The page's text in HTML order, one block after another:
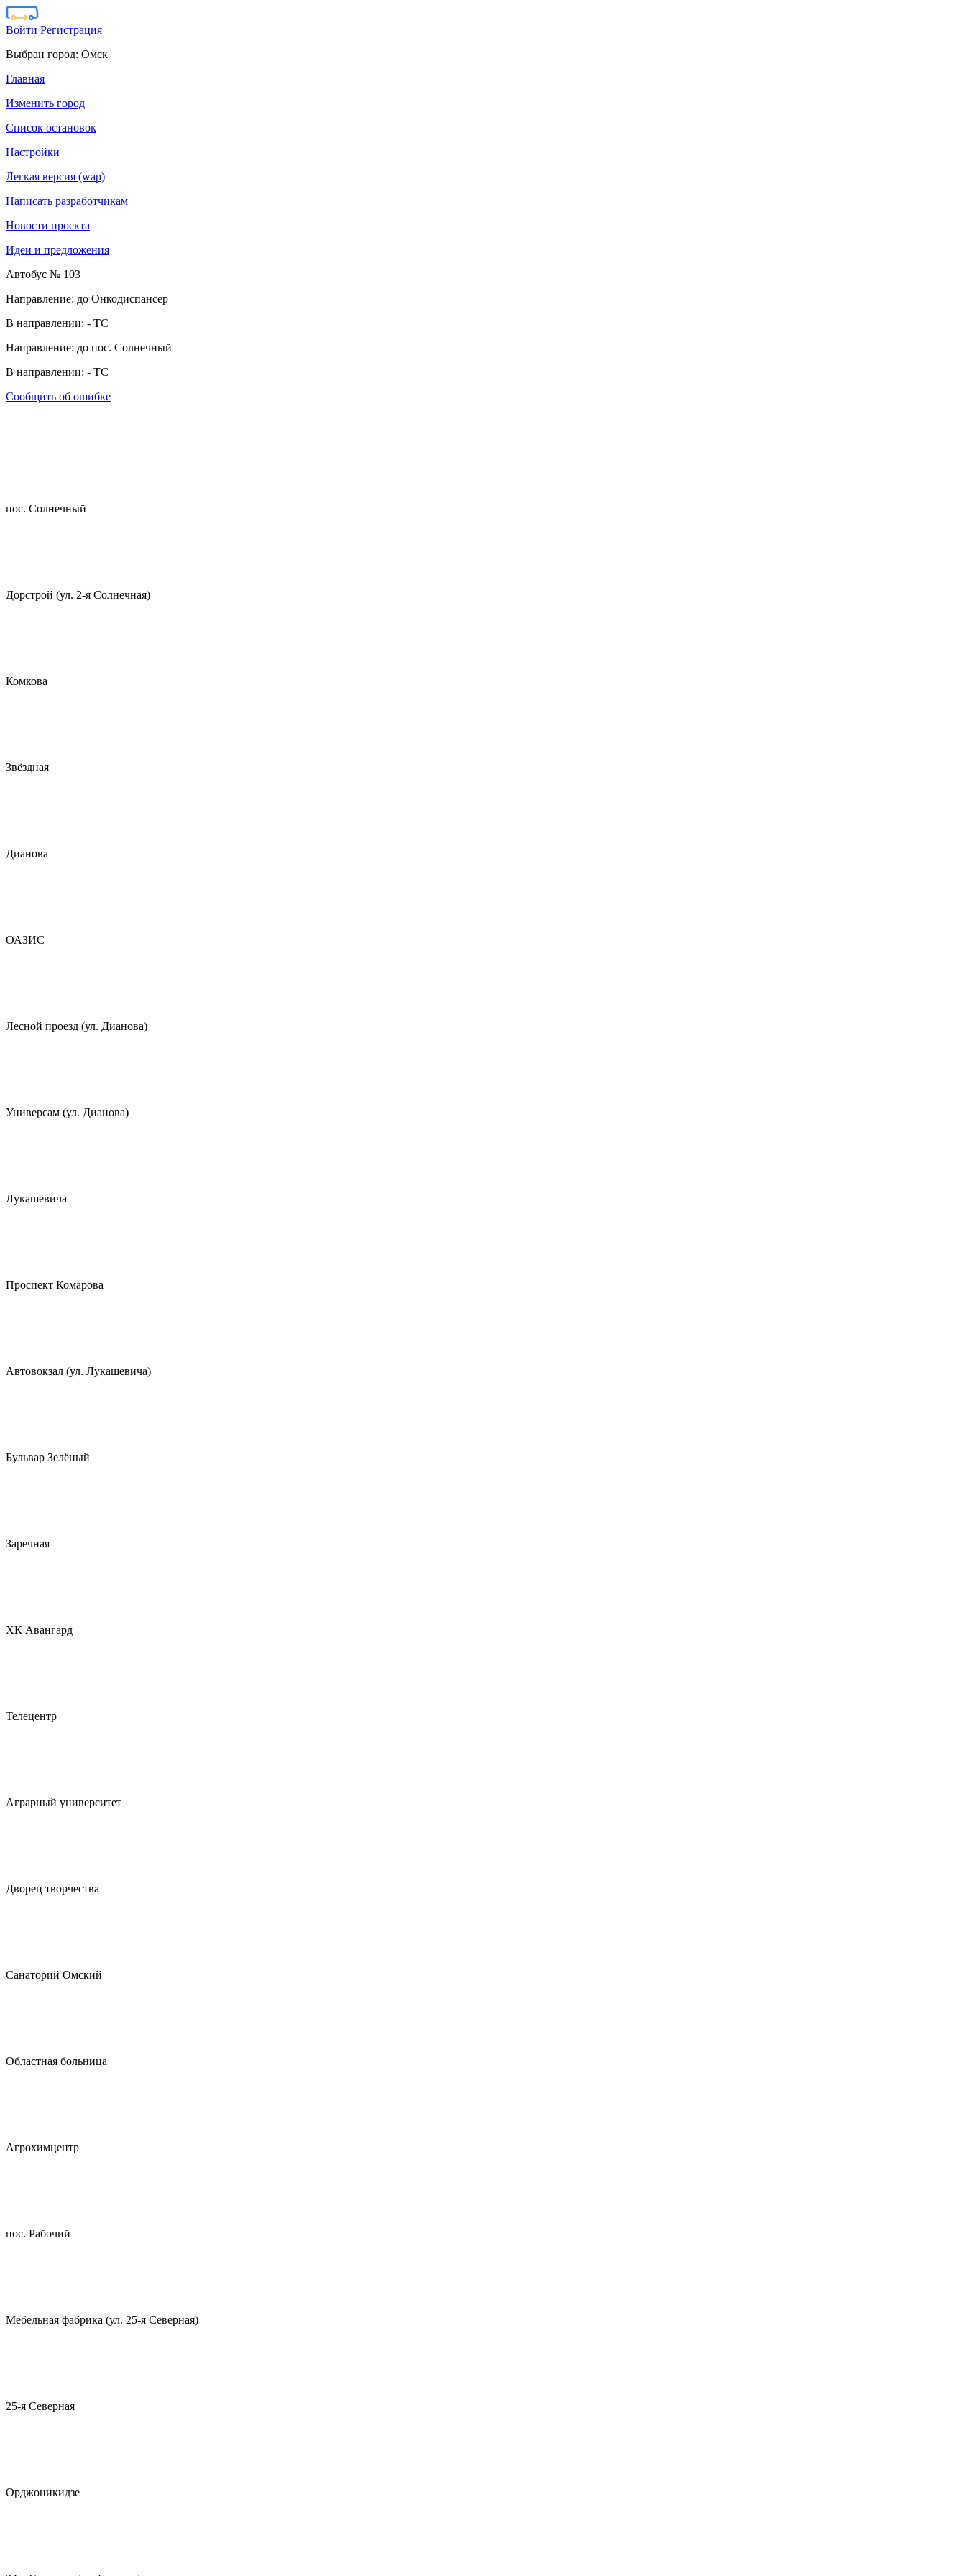
Войти Регистрация
Выбран город: Омск
Главная
Изменить город
Список остановок
Настройки
Легкая версия (wap)
Написать разработчикам
Новости проекта
Идеи и предложения
Автобус № 103
Направление: до Онкодиспансер
В направлении: - ТС
Направление: до пос. Солнечный
В направлении: - ТС
Сообщить об ошибке
пос. Солнечный
Дорстрой (ул. 2-я Солнечная)
Комкова
Звёздная
Дианова
ОАЗИС
Лесной проезд (ул. Дианова)
Универсам (ул. Дианова)
Лукашевича
Проспект Комарова
Автовокзал (ул. Лукашевича)
Бульвар Зелёный
Заречная
ХК Авангард
Телецентр
Аграрный университет
Дворец творчества
Санаторий Омский
Областная больница
Агрохимцентр
пос. Рабочий
Мебельная фабрика (ул. 25-я Северная)
25-я Северная
Орджоникидзе